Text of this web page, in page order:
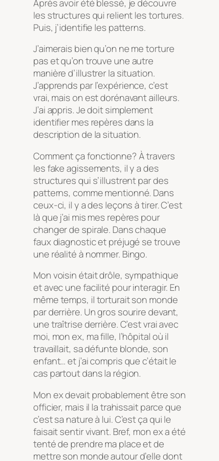
Après avoir été blessé, je découvre
les structures qui relient les tortures.
Puis, j’identifie les patterns.
J’aimerais bien qu’on ne me torture
pas et qu’on trouve une autre
manière d’illustrer la situation.
J’apprends par l’expérience, c’est
vrai, mais on est dorénavant ailleurs.
J’ai appris. Je doit simplement
identifier mes repères dans la
description de la situation.
Comment ça fonctionne? À travers
les fake agissements, il y a des
structures qui s’illustrent par des
patterns, comme mentionné. Dans
ceux-ci, il y a des leçons à tirer. C’est
là que j’ai mis mes repères pour
changer de spirale. Dans chaque
faux diagnostic et préjugé se trouve
une réalité à nommer. Bingo.
Mon voisin était drôle, sympathique
et avec une facilité pour interagir. En
même temps, il torturait son monde
par derrière. Un gros sourire devant,
une traîtrise derrière. C’est vrai avec
moi, mon ex, ma fille, l’hôpital où il
travaillait, sa défunte blonde, son
enfant… et j’ai compris que c’était le
cas partout dans la région.
Mon ex devait probablement être son
officier, mais il la trahissait parce que
c’est sa nature à lui. C’est ça qui le
faisait sentir vivant. Bref, mon ex a été
tenté de prendre ma place et de
mettre son monde autour d’elle dont